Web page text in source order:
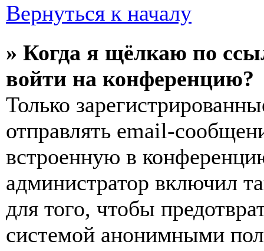
Вернуться к началу
» Когда я щёлкаю по
войти на конференцию?
Только
отправлять email-
встроенную в
администратор включил
для того, чтобы
системой анонимными